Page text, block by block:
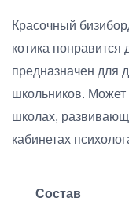
Красочный
котика понравится
предназначен для
школьников. Может
школах,
кабинетах
Состав